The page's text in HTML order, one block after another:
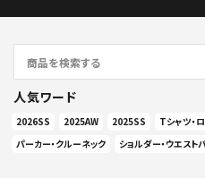
人気ワード
2026SS 2025AW 2025SS Tシャツ・
パーカー・クルーネック
ショルダー・ウエスト